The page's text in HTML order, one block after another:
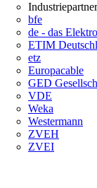
Industriepartner
bfe
de - das
ETIM
etz
Europacable
GED
VDE
Weka
Westermann
ZVEH
ZVEI